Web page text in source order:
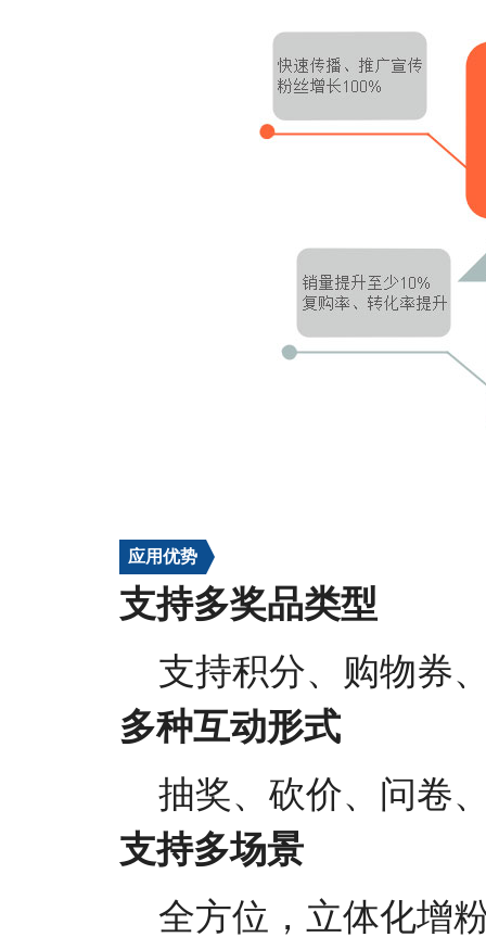
应用优势
支持多奖品类型
支持积分、购物券
多种互动形式
抽奖、砍价、问卷
支持多场景
全方位，立体化增